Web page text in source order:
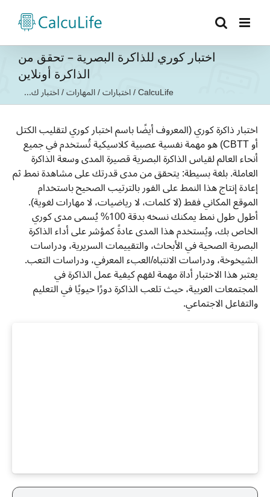
اختبار كوري للذاكرة البصرية – تحقق من
الذاكرة أونلاين
CalcuLife
/اختبارات/المهارات/اختبار ك...
اختبار ذاكرة كوري (المعروف أيضًا باسم اختبار كوري لتقليب الكتل
أو CBTT) هو مهمة نفسية عصبية كلاسيكية تُستخدم في جميع
أنحاء العالم لقياس الذاكرة البصرية قصيرة المدى وسعة الذاكرة
العاملة. بلغة بسيطة: يتحقق من مدى قدرتك على مشاهدة نمط ثم
إعادة إنتاج هذا النمط على الفور بالترتيب الصحيح باستخدام
الموقع المكاني فقط (لا كلمات، لا رياضيات، لا مهارات لغوية).
أطول طول نمط يمكنك نسخه بدقة 100% يُسمى مدى كوري
الخاص بك، ويُستخدم هذا المدى عادةً كمؤشر على أداء الذاكرة
البصرية الصحية في الأبحاث، والتقييمات السريرية، ودراسات
الشيخوخة، ودراسات الانتباه/العبء المعرفي، ودراسات التعب.
يعتبر هذا الاختبار أداة مهمة لفهم كيفية عمل الذاكرة في
المجتمعات العربية، حيث تلعب الذاكرة دورًا حيويًا في التعليم
والتفاعل الاجتماعي.